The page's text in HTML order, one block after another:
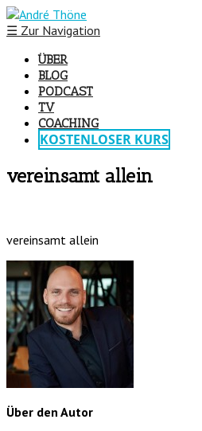
☰ Zur Navigation
ÜBER
BLOG
PODCAST
TV
COACHING
KOSTENLOSER KURS
vereinsamt allein
vereinsamt allein
Über den Autor